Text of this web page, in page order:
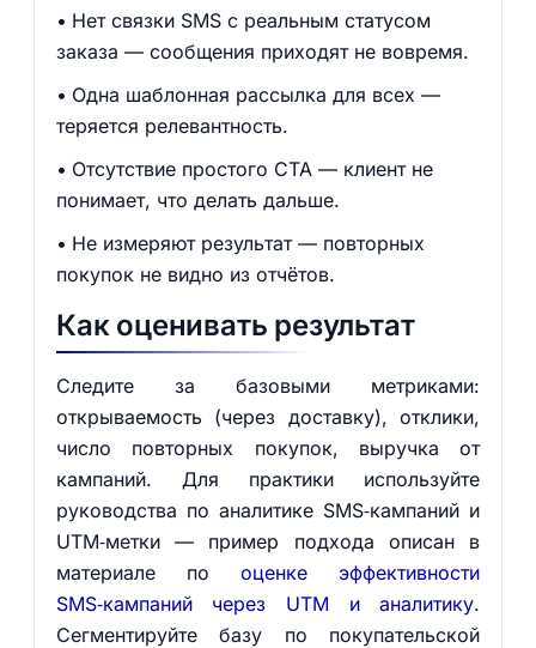
Нет связки SMS с реальным статусом
заказа — сообщения приходят не вовремя.
Одна шаблонная рассылка для всех —
теряется релевантность.
Отсутствие простого CTA — клиент не
понимает, что делать дальше.
Не измеряют результат — повторных
покупок не видно из отчётов.
Как оценивать результат
Следите за базовыми метриками:
открываемость (через доставку), отклики,
число повторных покупок, выручка от
кампаний. Для практики используйте
руководства по аналитике SMS‑кампаний и
UTM‑метки — пример подхода описан в
материале пооценке эффективности
SMS‑кампаний через UTM и аналитику.
Сегментируйте базу по покупательской